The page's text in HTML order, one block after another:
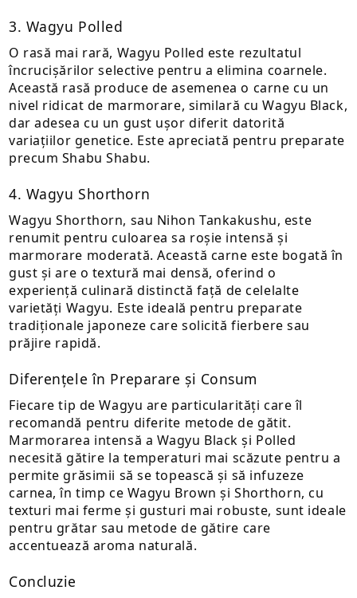
3. Wagyu Polled
O rasă mai rară, Wagyu Polled este rezultatul
încrucișărilor selective pentru a elimina coarnele.
Această rasă produce de asemenea o carne cu un
nivel ridicat de marmorare, similară cu Wagyu Black,
dar adesea cu un gust ușor diferit datorită
variațiilor genetice. Este apreciată pentru preparate
precum Shabu Shabu.
4. Wagyu Shorthorn
Wagyu Shorthorn, sau Nihon Tankakushu, este
renumit pentru culoarea sa roșie intensă și
marmorare moderată. Această carne este bogată în
gust și are o textură mai densă, oferind o
experiență culinară distinctă față de celelalte
varietăți Wagyu. Este ideală pentru preparate
tradiționale japoneze care solicită fierbere sau
prăjire rapidă.
Diferențele în Preparare și Consum
Fiecare tip de Wagyu are particularități care îl
recomandă pentru diferite metode de gătit.
Marmorarea intensă a Wagyu Black și Polled
necesită gătire la temperaturi mai scăzute pentru a
permite grăsimii să se topească și să infuzeze
carnea, în timp ce Wagyu Brown și Shorthorn, cu
texturi mai ferme și gusturi mai robuste, sunt ideale
pentru grătar sau metode de gătire care
accentuează aroma naturală.
Concluzie